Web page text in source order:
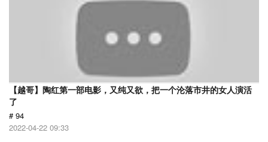
【越哥】陶红第一部电影，又纯又欲，把一个沦落市井的女人演活
了
# 94
2022-04-22 09:33